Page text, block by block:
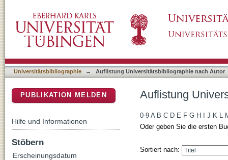
Universitätsbibliographie → Auflistung Universitätsbibliographie nach Autor
Auflistung
0-9 A B C D E F G H J K L
Oder geben Sie die ersten
Sortiert nach:
PUBLIKATION MELDEN
Hilfe und Informationen
Stöbern
Erscheinungsdatum